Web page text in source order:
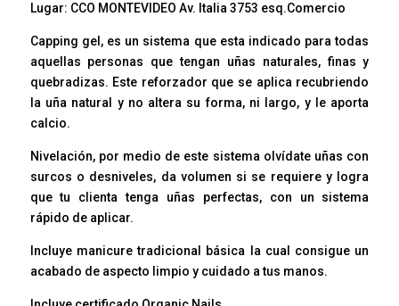
Lugar: CCO MONTEVIDEO Av. Italia 3753 esq.Comercio
Capping gel, es un sistema que esta indicado para todas
aquellas personas que tengan uñas naturales, finas y
quebradizas. Este reforzador que se aplica recubriendo
la uña natural y no altera su forma, ni largo, y le aporta
calcio.
Nivelación, por medio de este sistema olvídate uñas con
surcos o desniveles, da volumen si se requiere y logra
que tu clienta tenga uñas perfectas, con un sistema
rápido de aplicar.
Incluye manicure tradicional básica la cual consigue un
acabado de aspecto limpio y cuidado a tus manos.